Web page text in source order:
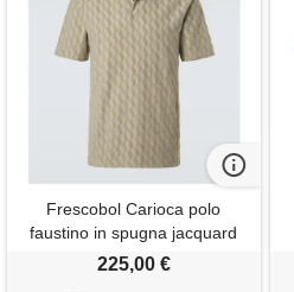
Frescobol Carioca polo
faustino in spugna jacquard
225,00 €